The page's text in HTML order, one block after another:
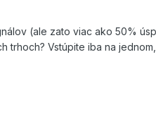
(ale zato viac ako 50%
Vstúpite iba na